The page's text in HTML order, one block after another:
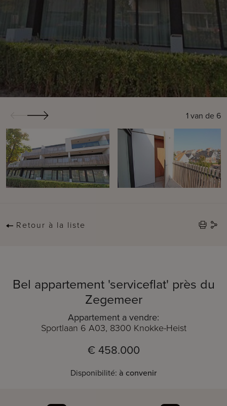
1 van de 6
Retour à la liste
Bel appartement 'serviceflat' près du
Zegemeer
Appartement a vendre:
Sportlaan 6 A03, 8300 Knokke-Heist
€ 458.000
Disponibilité: à convenir